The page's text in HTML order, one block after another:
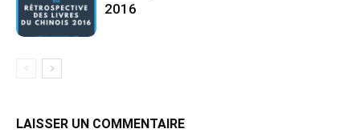
2016
LAISSER UN COMMENTAIRE